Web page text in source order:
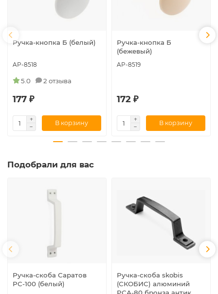
Ручка-кнопка Б (белый)
AP-8518
5.0 2 отзыва
177 ₽
В корзину
Ручка-кнопка Б
(бежевый)
AP-8519
172 ₽
В корзину
Подобрали для вас
Ручка-скоба Саратов
РС-100 (белый)
Ручка-скоба skobis
(СКОБИС) алюминий